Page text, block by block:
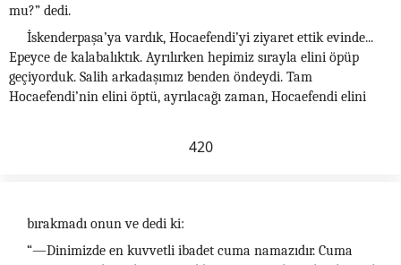
mu?” dedi.
İskenderpaşa’ya vardık, Hocaefendi’yi ziyaret ettik evinde...
Epeyce de kalabalıktık. Ayrılırken hepimiz sırayla elini öpüp
geçiyorduk. Salih arkadaşımız benden öndeydi. Tam
Hocaefendi’nin elini öptü, ayrılacağı zaman, Hocaefendi elini
420
bırakmadı onun ve dedi ki:
“—Dinimizde en kuvvetli ibadet cuma namazıdır. Cuma